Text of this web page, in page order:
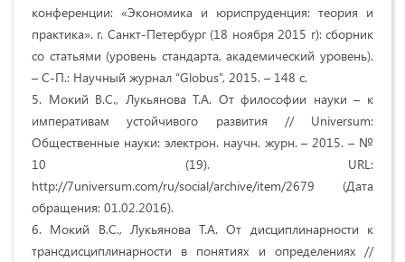
конференции: «Экономика и юриспруденция: теория и
практика». г. Санкт-Петербург (18 ноября 2015 г): сборник
со статьями (уровень стандарта, академический уровень).
– С-П.: Научный журнал “Globus”, 2015. – 148 с.
5. Мокий В.С., Лукьянова Т.А. От философии науки – к
императивам устойчивого развития // Universum:
Общественные науки: электрон. научн. журн. – 2015. – №
10 (19). URL:
http://7universum.com/ru/social/archive/item/2679 (Дата
обращения: 01.02.2016).
6. Мокий В.С., Лукьянова Т.А. От дисциплинарности к
трансдисциплинарности в понятиях и определениях //